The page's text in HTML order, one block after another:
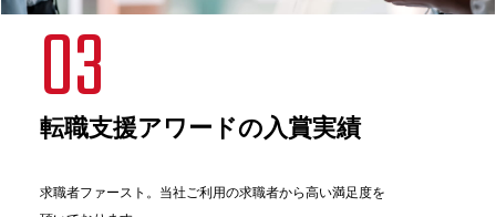
03
転職支援アワードの入賞実績
求職者ファースト。当社ご利用の求職者から高い満足度を